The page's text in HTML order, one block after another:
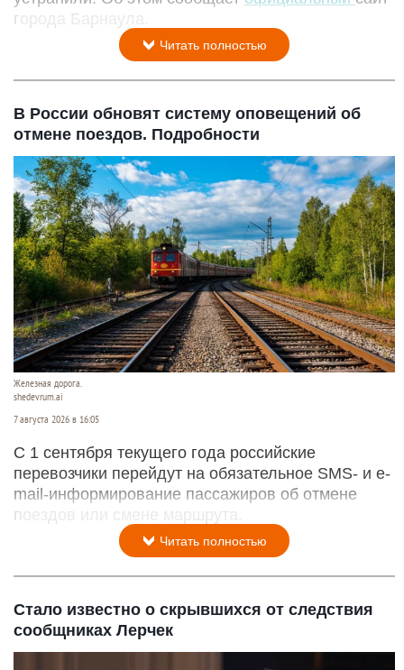
города Барнаула.
Читать полностью
В России обновят систему оповещений об
отмене поездов. Подробности
Железная дорога.
shedevrum.ai
7 августа 2026 в 16:05
С 1 сентября текущего года российские
перевозчики перейдут на обязательное SMS- и e-
mail-информирование пассажиров об отмене
поездов или смене маршрута.
Читать полностью
Стало известно о скрывшихся от следствия
сообщниках Лерчек